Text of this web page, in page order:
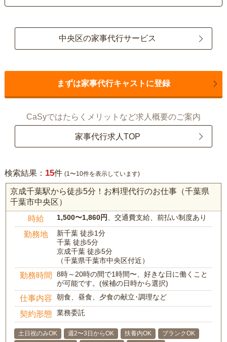
中央区の家事代行サービス
まずは家事代行キャストに登録
CaSyではたらくメリットなど求人概要のご案内
家事代行求人TOP
検索結果： 15件 (1〜10件を表示しています)
京成千葉駅から徒歩5分！お料理代行のお仕事（千葉県
千葉市中央区）
時給 1,500〜1,860円 、交通費支給、前払い制度あり
勤務地
新千葉 徒歩1分
千葉 徒歩5分
京成千葉 徒歩5分
（千葉県千葉市中央区付近）
勤務時間
8時～20時の間で1時間〜、好きな日に働くこと
が可能です。(候補の日時から選択)
仕事内容 朝食、昼食、夕食の献立･調理など
契約形態 業務委託
土日祝のみOK 週2〜3日からOK 扶養内OK
ブランクOK